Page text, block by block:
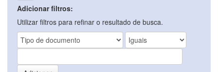
Adicionar filtros:
Utilizar filtros para refinar o resultado de busca.